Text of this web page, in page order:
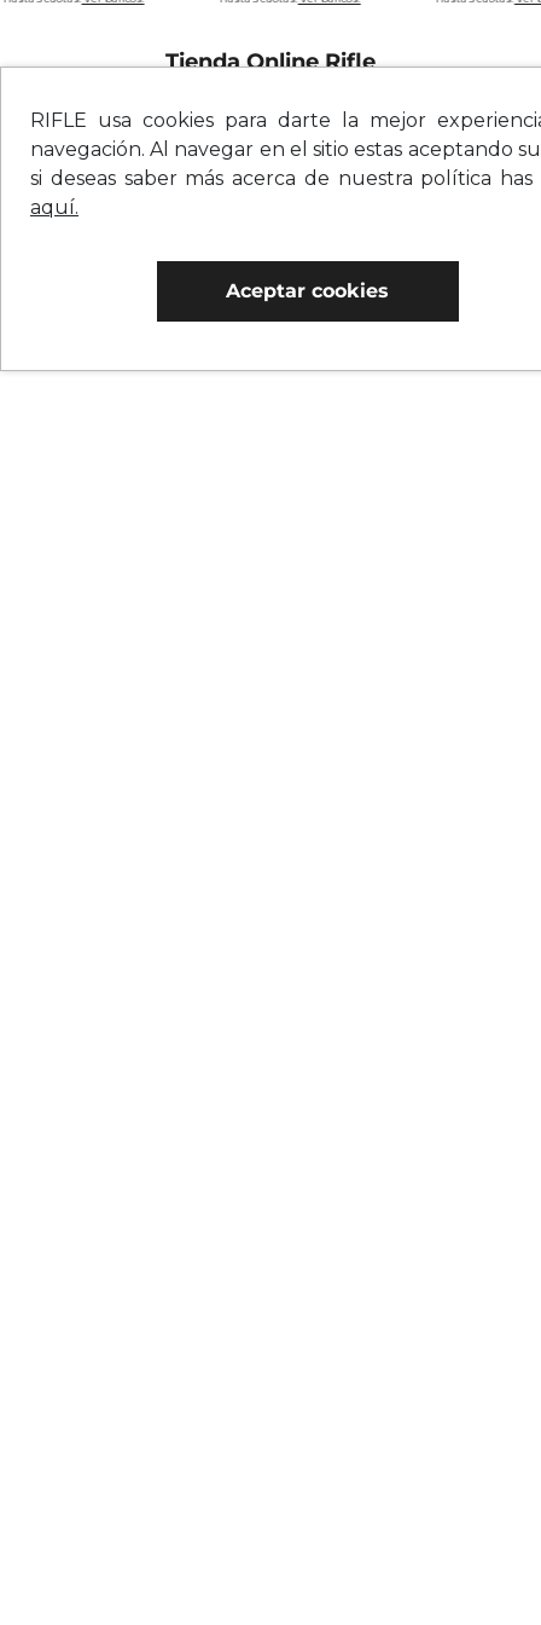
RIFLE usa cookies para darte la mejor
navegación. Al navegar en el sitio estas aceptando
si deseas saber más acerca de nuestra política has
aquí.
Aceptar cookies
Tienda Online Rifle
versátiles para hombre y para mujer